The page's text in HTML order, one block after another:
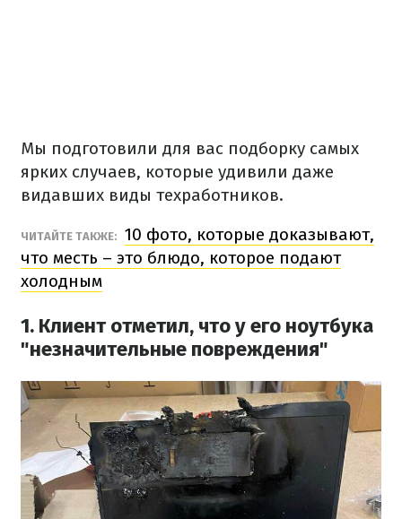
Мы подготовили для вас подборку самых
ярких случаев, которые удивили даже
видавших виды техработников.
ЧИТАЙТЕ ТАКЖЕ: 10 фото, которые доказывают,
что месть – это блюдо, которое подают
холодным
1. Клиент отметил, что у его ноутбука
"незначительные повреждения"